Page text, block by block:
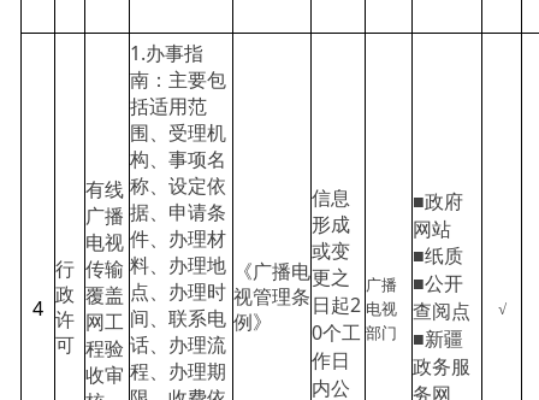
4
行
政
许
可
有线
广播
电视
传输
覆盖
网工
程验
收审
1.办事指
南：主要包
括适用范
围、受理机
构、事项名
称、设定依
据、申请条
件、办理材
料、办理地
点、办理时
间、联系电
话、办理流
程、办理期
《广播电
视管理条
例》
信息
形成
或变
更之
日起2
0个工
作日
内公
广播
电视
部门
■政府
网站
■纸质
■公开
查阅点
■新疆
政务服
务网
√